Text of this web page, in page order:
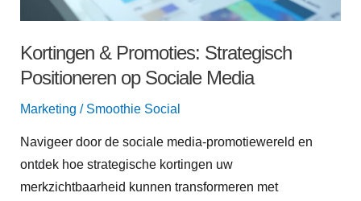
Kortingen & Promoties: Strategisch
Positioneren op Sociale Media
Marketing / Smoothie Social
Navigeer door de sociale media-promotiewereld en
ontdek hoe strategische kortingen uw
merkzichtbaarheid kunnen transformeren met
Media